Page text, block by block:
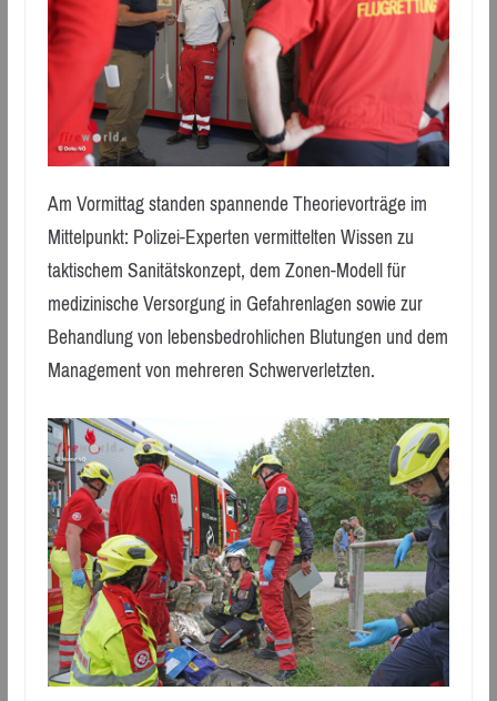
Am Vormittag standen spannende Theorievorträge im
Mittelpunkt: Polizei-Experten vermittelten Wissen zu
taktischem Sanitätskonzept, dem Zonen-Modell für
medizinische Versorgung in Gefahrenlagen sowie zur
Behandlung von lebensbedrohlichen Blutungen und dem
Management von mehreren Schwerverletzten.